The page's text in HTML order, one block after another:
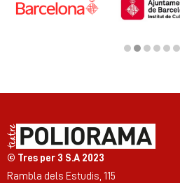
© Tres per 3 S.A 2023
Rambla dels Estudis, 115